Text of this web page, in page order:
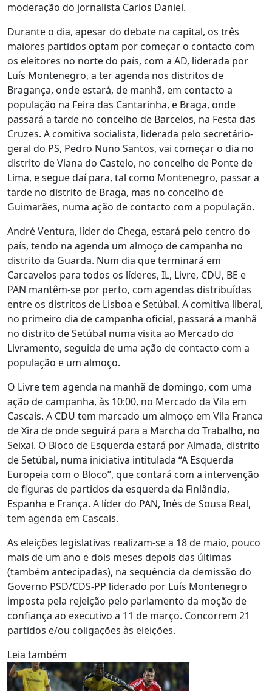
moderação do jornalista Carlos Daniel.
Durante o dia, apesar do debate na capital, os três
maiores partidos optam por começar o contacto com
os eleitores no norte do país, com a AD, liderada por
Luís Montenegro, a ter agenda nos distritos de
Bragança, onde estará, de manhã, em contacto a
população na Feira das Cantarinha, e Braga, onde
passará a tarde no concelho de Barcelos, na Festa das
Cruzes. A comitiva socialista, liderada pelo secretário-
geral do PS, Pedro Nuno Santos, vai começar o dia no
distrito de Viana do Castelo, no concelho de Ponte de
Lima, e segue daí para, tal como Montenegro, passar a
tarde no distrito de Braga, mas no concelho de
Guimarães, numa ação de contacto com a população.
André Ventura, líder do Chega, estará pelo centro do
país, tendo na agenda um almoço de campanha no
distrito da Guarda. Num dia que terminará em
Carcavelos para todos os líderes, IL, Livre, CDU, BE e
PAN mantêm-se por perto, com agendas distribuídas
entre os distritos de Lisboa e Setúbal. A comitiva liberal,
no primeiro dia de campanha oficial, passará a manhã
no distrito de Setúbal numa visita ao Mercado do
Livramento, seguida de uma ação de contacto com a
população e um almoço.
O Livre tem agenda na manhã de domingo, com uma
ação de campanha, às 10:00, no Mercado da Vila em
Cascais. A CDU tem marcado um almoço em Vila Franca
de Xira de onde seguirá para a Marcha do Trabalho, no
Seixal. O Bloco de Esquerda estará por Almada, distrito
de Setúbal, numa iniciativa intitulada “A Esquerda
Europeia com o Bloco”, que contará com a intervenção
de figuras de partidos da esquerda da Finlândia,
Espanha e França. A líder do PAN, Inês de Sousa Real,
tem agenda em Cascais.
As eleições legislativas realizam-se a 18 de maio, pouco
mais de um ano e dois meses depois das últimas
(também antecipadas), na sequência da demissão do
Governo PSD/CDS-PP liderado por Luís Montenegro
imposta pela rejeição pelo parlamento da moção de
confiança ao executivo a 11 de março. Concorrem 21
partidos e/ou coligações às eleições.
Leia também